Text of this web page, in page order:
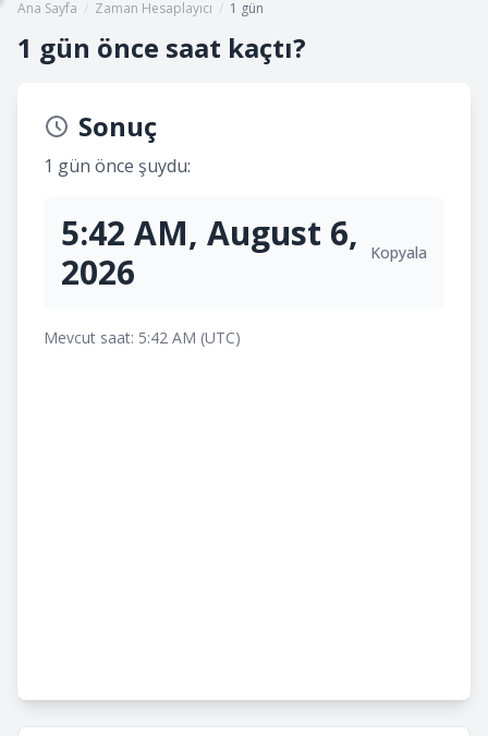
Ana Sayfa / Zaman Hesaplayıcı / 1 gün
1 gün önce saat kaçtı?
Sonuç
1 gün önce şuydu:
5:42 AM, August 6,
2026
Kopyala
Mevcut saat: 5:42 AM (UTC)